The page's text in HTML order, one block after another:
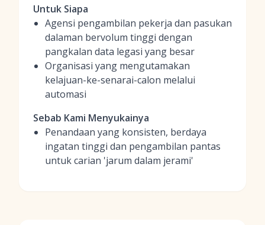
Untuk Siapa
Agensi pengambilan pekerja dan pasukan
dalaman bervolum tinggi dengan
pangkalan data legasi yang besar
Organisasi yang mengutamakan
kelajuan-ke-senarai-calon melalui
automasi
Sebab Kami Menyukainya
Penandaan yang konsisten, berdaya
ingatan tinggi dan pengambilan pantas
untuk carian 'jarum dalam jerami'